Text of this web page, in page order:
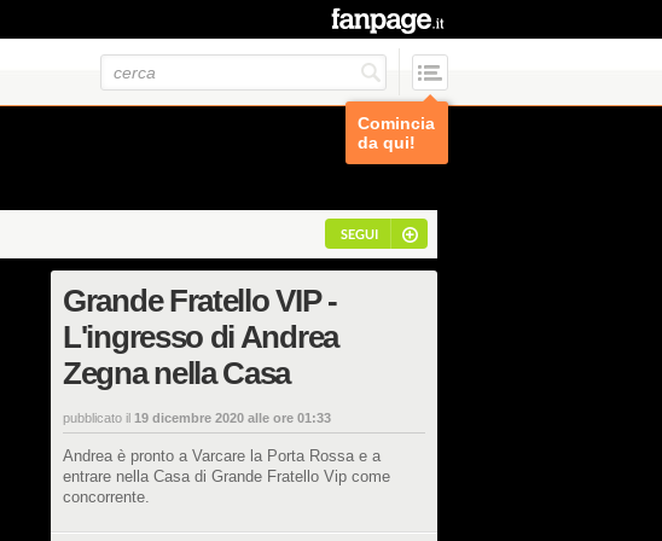
Comincia
da qui!
SEGUI
Grande Fratello VIP -
L'ingresso di Andrea
Zegna nella Casa
pubblicato il 19 dicembre 2020 alle ore 01:33
Andrea è pronto a Varcare la Porta Rossa e a
entrare nella Casa di Grande Fratello Vip come
concorrente.